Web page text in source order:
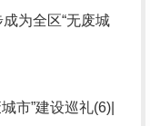
为全区“无废城
市”建设巡礼(6)|